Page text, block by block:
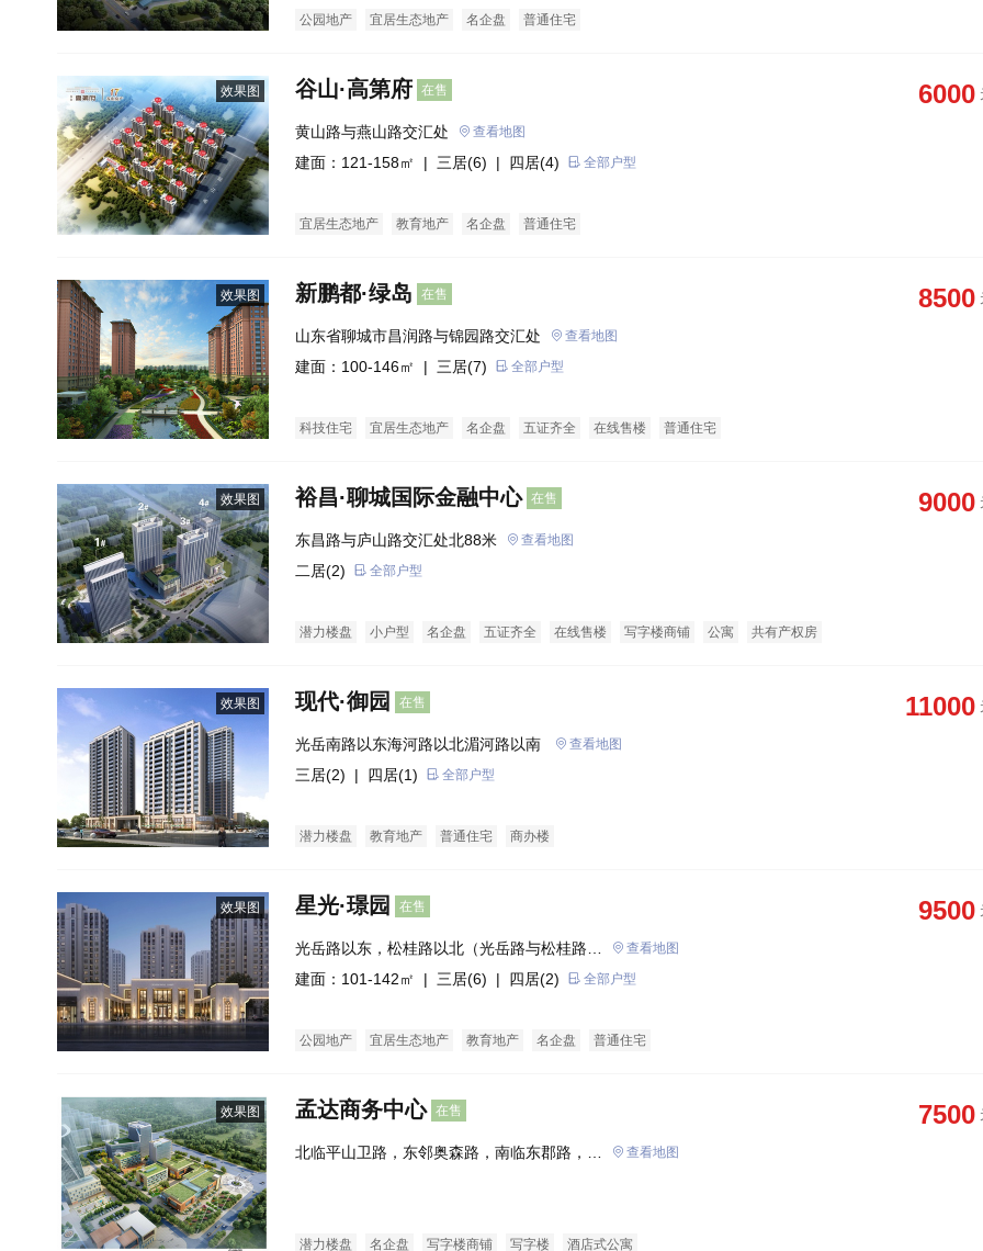
公园地产 宜居生态地产 名企盘 普通住宅
效果图 谷山·高第府 在售 6000
黄山路与燕山路交汇处 查看地图
建面：121-158㎡ | 三居(6) | 四居(4) 全部户型
宜居生态地产 教育地产 名企盘 普通住宅
效果图 新鹏都·绿岛 在售 8500
山东省聊城市昌润路与锦园路交汇处 查看地图
建面：100-146㎡ | 三居(7) 全部户型
科技住宅 宜居生态地产 名企盘 五证齐全 在线售楼 普通住宅
效果图 裕昌·聊城国际金融中心 在售 9000
东昌路与庐山路交汇处北88米 查看地图
二居(2) 全部户型
潜力楼盘 小户型 名企盘 五证齐全 在线售楼 写字楼商铺 公寓 共有产权房
效果图 现代·御园 在售 11000
查看地图
三居(2) | 四居(1) 全部户型
潜力楼盘 教育地产 普通住宅 商办楼
效果图 星光·璟园 在售 9500
光岳路以东，松桂路以北（光岳路与松桂路交
叉口东北角）
查看地图
建面：101-142㎡ | 三居(6) | 四居(2) 全部户型
公园地产 宜居生态地产 教育地产 名企盘 普通住宅
效果图 孟达商务中心 在售 7500
北临平山卫路，东邻奥森路，南临东郡路，西
查看地图
潜力楼盘 名企盘 写字楼商铺 写字楼 酒店式公寓